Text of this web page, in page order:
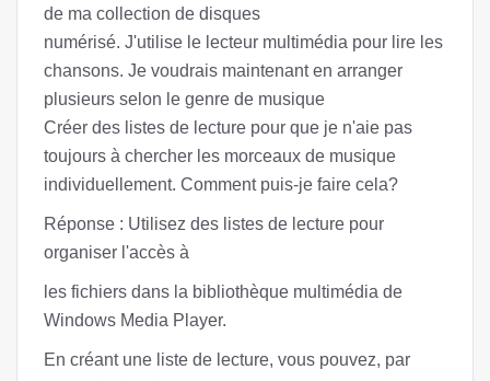
de ma collection de disques
numérisé. J'utilise le lecteur multimédia pour lire les
chansons. Je voudrais maintenant en arranger
plusieurs selon le genre de musique
Créer des listes de lecture pour que je n'aie pas
toujours à chercher les morceaux de musique
individuellement. Comment puis-je faire cela?
Réponse : Utilisez des listes de lecture pour
organiser l'accès à
les fichiers dans la bibliothèque multimédia de
Windows Media Player.
En créant une liste de lecture, vous pouvez, par